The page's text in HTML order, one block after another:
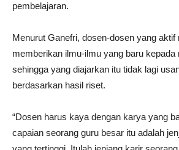
pembelajaran.
Menurut Ganefri, dosen-dosen yang aktif
memberikan ilmu-ilmu yang baru kepada
sehingga yang diajarkan itu tidak lagi
berdasarkan hasil riset.
“Dosen harus kaya dengan karya yang
capaian seorang guru besar itu adalah